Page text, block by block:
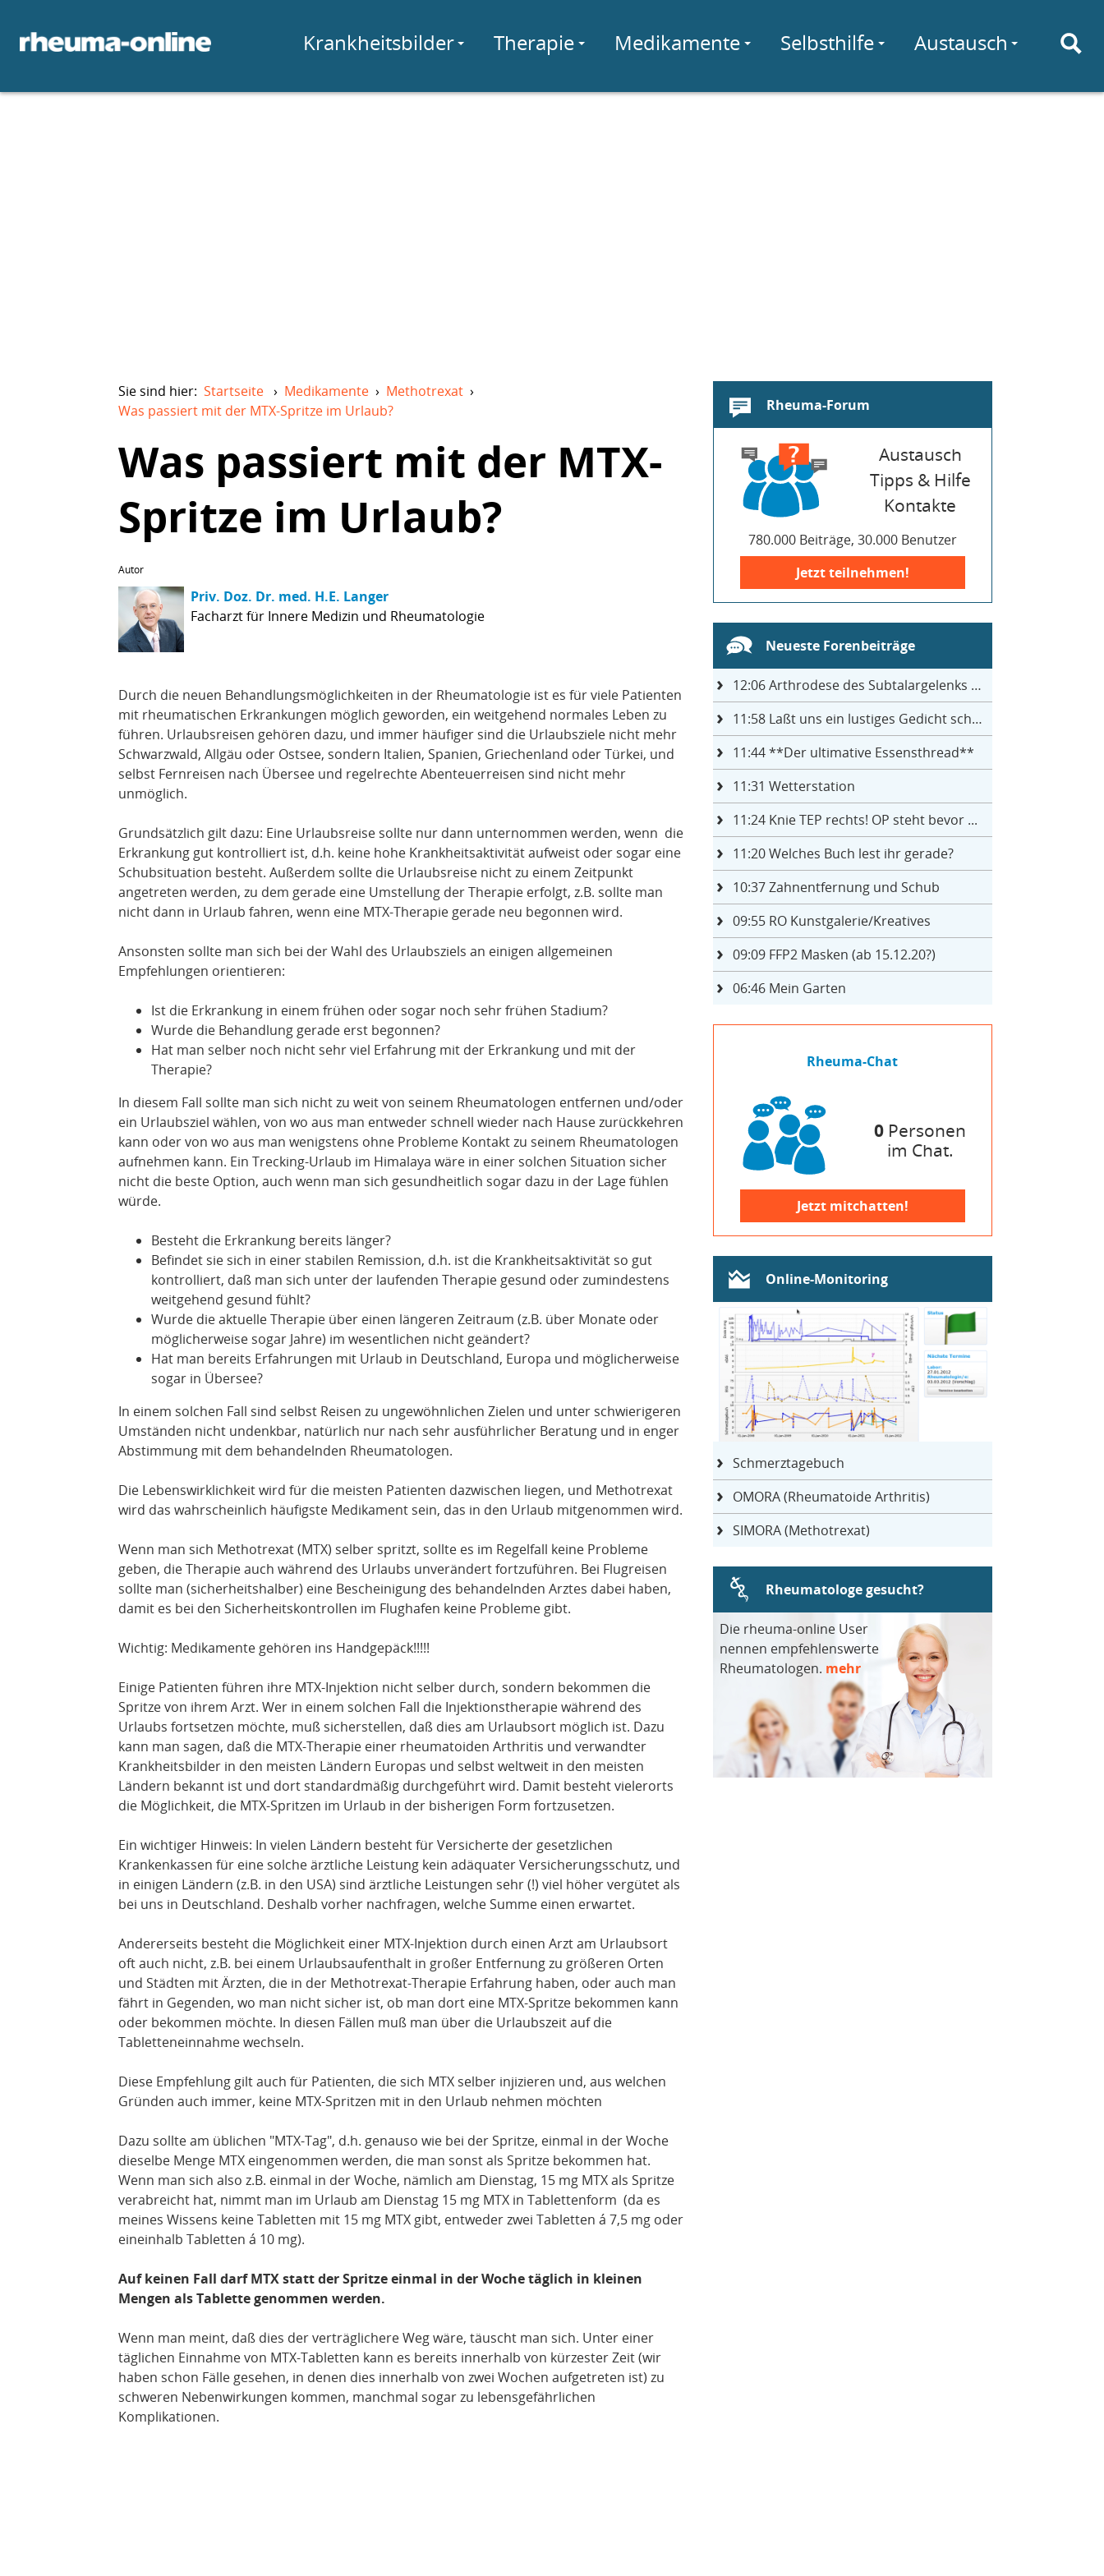
Krankheitsbilder Therapie Medikamente Selbsthilfe Austausch
Sie sind hier: Startseite › Medikamente › Methotrexat ›
Was passiert mit der MTX-Spritze im Urlaub?
Was passiert mit der MTX-
Spritze im Urlaub?
Autor
Priv. Doz. Dr. med. H.E. Langer
Facharzt für Innere Medizin und Rheumatologie
Durch die neuen Behandlungsmöglichkeiten in der Rheumatologie ist es für viele Patienten
mit rheumatischen Erkrankungen möglich geworden, ein weitgehend normales Leben zu
führen. Urlaubsreisen gehören dazu, und immer häufiger sind die Urlaubsziele nicht mehr
Schwarzwald, Allgäu oder Ostsee, sondern Italien, Spanien, Griechenland oder Türkei, und
selbst Fernreisen nach Übersee und regelrechte Abenteuerreisen sind nicht mehr
unmöglich.
Grundsätzlich gilt dazu: Eine Urlaubsreise sollte nur dann unternommen werden, wenn die
Erkrankung gut kontrolliert ist, d.h. keine hohe Krankheitsaktivität aufweist oder sogar eine
Schubsituation besteht. Außerdem sollte die Urlaubsreise nicht zu einem Zeitpunkt
angetreten werden, zu dem gerade eine Umstellung der Therapie erfolgt, z.B. sollte man
nicht dann in Urlaub fahren, wenn eine MTX-Therapie gerade neu begonnen wird.
Ansonsten sollte man sich bei der Wahl des Urlaubsziels an einigen allgemeinen
Empfehlungen orientieren:
Ist die Erkrankung in einem frühen oder sogar noch sehr frühen Stadium?
Wurde die Behandlung gerade erst begonnen?
Hat man selber noch nicht sehr viel Erfahrung mit der Erkrankung und mit der
Therapie?
In diesem Fall sollte man sich nicht zu weit von seinem Rheumatologen entfernen und/oder
ein Urlaubsziel wählen, von wo aus man entweder schnell wieder nach Hause zurückkehren
kann oder von wo aus man wenigstens ohne Probleme Kontakt zu seinem Rheumatologen
aufnehmen kann. Ein Trecking-Urlaub im Himalaya wäre in einer solchen Situation sicher
nicht die beste Option, auch wenn man sich gesundheitlich sogar dazu in der Lage fühlen
würde.
Besteht die Erkrankung bereits länger?
Befindet sie sich in einer stabilen Remission, d.h. ist die Krankheitsaktivität so gut
kontrolliert, daß man sich unter der laufenden Therapie gesund oder zumindestens
weitgehend gesund fühlt?
Wurde die aktuelle Therapie über einen längeren Zeitraum (z.B. über Monate oder
möglicherweise sogar Jahre) im wesentlichen nicht geändert?
Hat man bereits Erfahrungen mit Urlaub in Deutschland, Europa und möglicherweise
sogar in Übersee?
In einem solchen Fall sind selbst Reisen zu ungewöhnlichen Zielen und unter schwierigeren
Umständen nicht undenkbar, natürlich nur nach sehr ausführlicher Beratung und in enger
Abstimmung mit dem behandelnden Rheumatologen.
Die Lebenswirklichkeit wird für die meisten Patienten dazwischen liegen, und Methotrexat
wird das wahrscheinlich häufigste Medikament sein, das in den Urlaub mitgenommen wird.
Wenn man sich Methotrexat (MTX) selber spritzt, sollte es im Regelfall keine Probleme
geben, die Therapie auch während des Urlaubs unverändert fortzuführen. Bei Flugreisen
sollte man (sicherheitshalber) eine Bescheinigung des behandelnden Arztes dabei haben,
damit es bei den Sicherheitskontrollen im Flughafen keine Probleme gibt.
Wichtig: Medikamente gehören ins Handgepäck!!!!!
Einige Patienten führen ihre MTX-Injektion nicht selber durch, sondern bekommen die
Spritze von ihrem Arzt. Wer in einem solchen Fall die Injektionstherapie während des
Urlaubs fortsetzen möchte, muß sicherstellen, daß dies am Urlaubsort möglich ist. Dazu
kann man sagen, daß die MTX-Therapie einer rheumatoiden Arthritis und verwandter
Krankheitsbilder in den meisten Ländern Europas und selbst weltweit in den meisten
Ländern bekannt ist und dort standardmäßig durchgeführt wird. Damit besteht vielerorts
die Möglichkeit, die MTX-Spritzen im Urlaub in der bisherigen Form fortzusetzen.
Ein wichtiger Hinweis: In vielen Ländern besteht für Versicherte der gesetzlichen
Krankenkassen für eine solche ärztliche Leistung kein adäquater Versicherungsschutz, und
in einigen Ländern (z.B. in den USA) sind ärztliche Leistungen sehr (!) viel höher vergütet als
bei uns in Deutschland. Deshalb vorher nachfragen, welche Summe einen erwartet.
Andererseits besteht die Möglichkeit einer MTX-Injektion durch einen Arzt am Urlaubsort
oft auch nicht, z.B. bei einem Urlaubsaufenthalt in großer Entfernung zu größeren Orten
und Städten mit Ärzten, die in der Methotrexat-Therapie Erfahrung haben, oder auch man
fährt in Gegenden, wo man nicht sicher ist, ob man dort eine MTX-Spritze bekommen kann
oder bekommen möchte. In diesen Fällen muß man über die Urlaubszeit auf die
Tabletteneinnahme wechseln.
Diese Empfehlung gilt auch für Patienten, die sich MTX selber injizieren und, aus welchen
Gründen auch immer, keine MTX-Spritzen mit in den Urlaub nehmen möchten
Dazu sollte am üblichen "MTX-Tag", d.h. genauso wie bei der Spritze, einmal in der Woche
dieselbe Menge MTX eingenommen werden, die man sonst als Spritze bekommen hat.
Wenn man sich also z.B. einmal in der Woche, nämlich am Dienstag, 15 mg MTX als Spritze
verabreicht hat, nimmt man im Urlaub am Dienstag 15 mg MTX in Tablettenform (da es
meines Wissens keine Tabletten mit 15 mg MTX gibt, entweder zwei Tabletten á 7,5 mg oder
eineinhalb Tabletten á 10 mg).
Auf keinen Fall darf MTX statt der Spritze einmal in der Woche täglich in kleinen
Mengen als Tablette genommen werden.
Wenn man meint, daß dies der verträglichere Weg wäre, täuscht man sich. Unter einer
täglichen Einnahme von MTX-Tabletten kann es bereits innerhalb von kürzester Zeit (wir
haben schon Fälle gesehen, in denen dies innerhalb von zwei Wochen aufgetreten ist) zu
schweren Nebenwirkungen kommen, manchmal sogar zu lebensgefährlichen
Komplikationen.
Rheuma-Forum
Austausch
Tipps & Hilfe
Kontakte
780.000 Beiträge, 30.000 Benutzer
Jetzt teilnehmen!
Neueste Forenbeiträge
12:06Arthrodese des Subtalargelenks mit 27
11:58Laßt uns ein lustiges Gedicht schreiben- jeder einen Satz
11:44**Der ultimative Essensthread**
11:31 Wetterstation
11:24Knie TEP rechts! OP steht bevor ...
11:20Welches Buch lest ihr gerade?
10:37Zahnentfernung und Schub
09:55RO Kunstgalerie/Kreatives
09:09FFP2 Masken (ab 15.12.20?)
06:46Mein Garten
Rheuma-Chat
0 Personen
im Chat.
Jetzt mitchatten!
Online-Monitoring
Schmerztagebuch
OMORA (Rheumatoide Arthritis)
SIMORA (Methotrexat)
Rheumatologe gesucht?
Die rheuma-online User
nennen empfehlenswerte
Rheumatologen. mehr